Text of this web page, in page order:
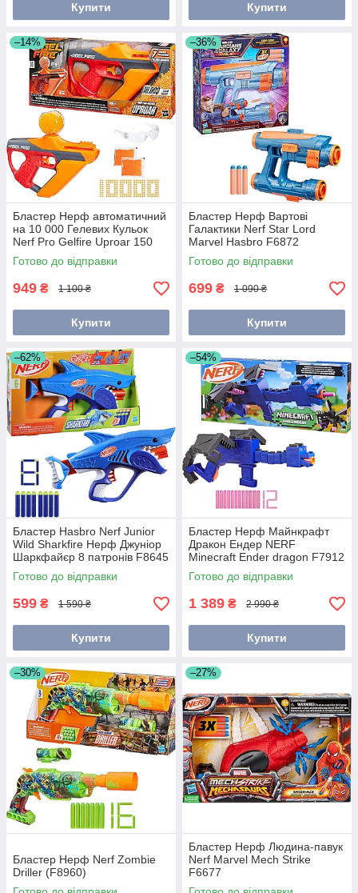
Купити Купити
–14%
Бластер Нерф автоматичний
на 10 000 Гелевих Кульок
Nerf Pro Gelfire Uproar 150
FPS F9220
Готово до відправки
949 ₴ 1 100 ₴
Купити
–36%
Бластер Нерф Вартові
Галактики Nerf Star Lord
Marvel Hasbro F6872
Готово до відправки
699 ₴ 1 090 ₴
Купити
–62%
Бластер Hasbro Nerf Junior
Wild Sharkfire Нерф Джуніор
Шаркфайєр 8 патронів F8645
Готово до відправки
599 ₴ 1 590 ₴
Купити
–54%
Бластер Нерф Майнкрафт
Дракон Ендер NERF
Minecraft Ender dragon F7912
Готово до відправки
1 389 ₴ 2 990 ₴
Купити
–30%
Бластер Нерф Nerf Zombie
Driller (F8960)
–27%
Бластер Нерф Людина-павук
Nerf Marvel Mech Strike
F6677